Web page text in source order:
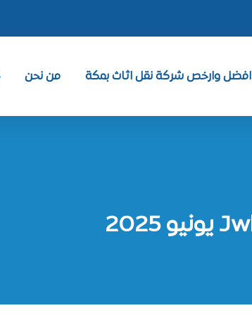
افضل وارخص شركة نقل اثاث بمكة من نحن